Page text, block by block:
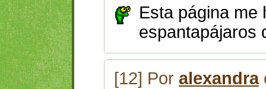
Esta página me
espantapájaros
[12] Por alexandra